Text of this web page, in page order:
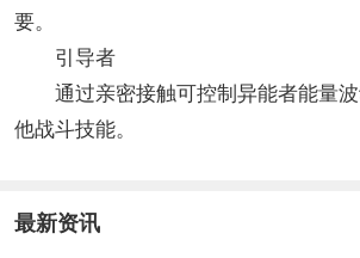
要。
引导者
通过亲密接触可控制异能者能量
他战斗技能。
最新资讯